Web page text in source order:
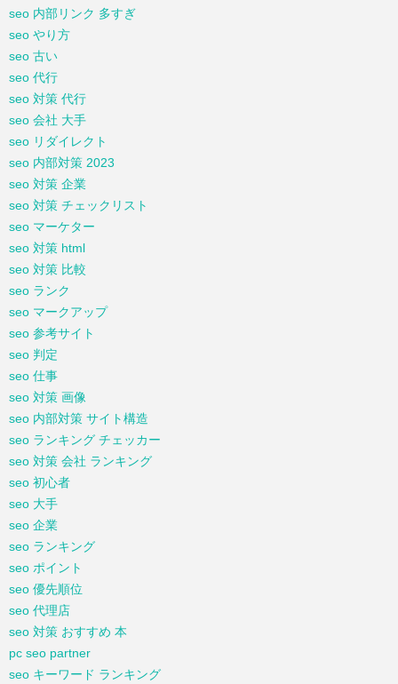
seo 内部リンク 多すぎ
seo やり方
seo 古い
seo 代行
seo 対策 代行
seo 会社 大手
seo リダイレクト
seo 内部対策 2023
seo 対策 企業
seo 対策 チェックリスト
seo マーケター
seo 対策 html
seo 対策 比較
seo ランク
seo マークアップ
seo 参考サイト
seo 判定
seo 仕事
seo 対策 画像
seo 内部対策 サイト構造
seo ランキング チェッカー
seo 対策 会社 ランキング
seo 初心者
seo 大手
seo 企業
seo ランキング
seo ポイント
seo 優先順位
seo 代理店
seo 対策 おすすめ 本
pc seo partner
seo キーワード ランキング